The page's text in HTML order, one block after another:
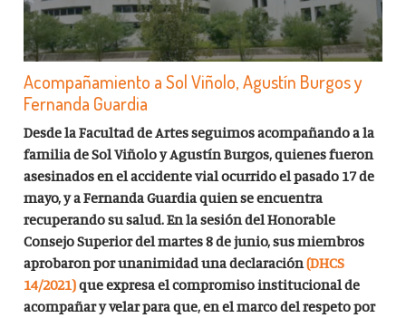
Acompañamiento a Sol Viñolo, Agustín Burgos y
Fernanda Guardia
Desde la Facultad de Artes seguimos acompañando a la
familia de Sol Viñolo y Agustín Burgos, quienes fueron
asesinados en el accidente vial ocurrido el pasado 17 de
mayo, y a Fernanda Guardia quien se encuentra
recuperando su salud. En la sesión del Honorable
Consejo Superior del martes 8 de junio, sus miembros
aprobaron por unanimidad una declaración(DHCS
14/2021)queexpresa el compromiso institucional de
acompañar y velar para que, en el marco del respeto por